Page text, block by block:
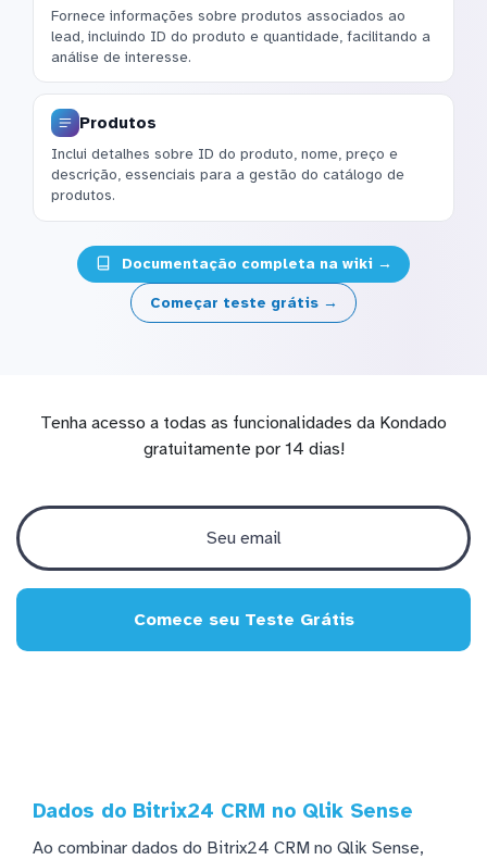
Fornece informações sobre produtos associados ao
lead, incluindo ID do produto e quantidade, facilitando a
análise de interesse.
Produtos
Inclui detalhes sobre ID do produto, nome, preço e
descrição, essenciais para a gestão do catálogo de
produtos.
Documentação completa na wiki →
Começar teste grátis →
Tenha acesso a todas as funcionalidades da Kondado
gratuitamente por 14 dias!
Comece seu Teste Grátis
Dados do Bitrix24 CRM no Qlik Sense
Ao combinar dados do Bitrix24 CRM no Qlik Sense,